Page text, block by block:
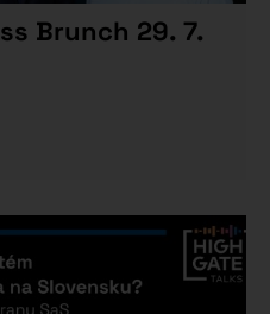
Brunch 29. 7.